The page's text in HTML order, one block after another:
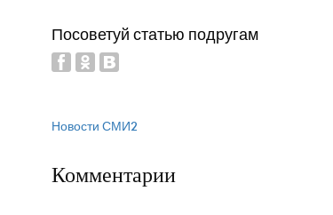
Посоветуй статью подругам
Новости СМИ2
Комментарии